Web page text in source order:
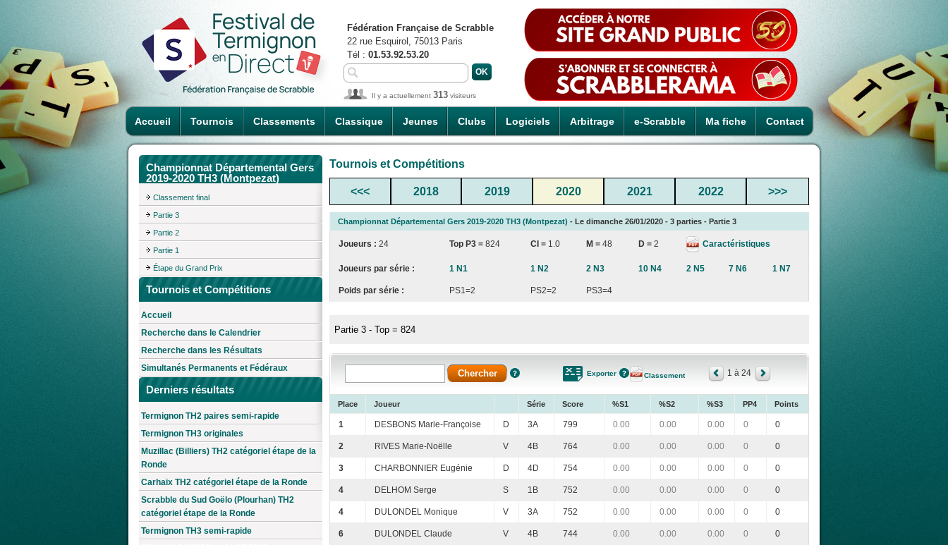
Accueil Tournois Classements Classique Jeunes Clubs Logiciels Arbitrage e-Scrabble Ma fiche Contact
Fédération Française de Scrabble
22 rue Esquirol, 75013 Paris
Tél : 01.53.92.53.20
Il y a actuellement 313 visiteurs
Championnat Départemental Gers
2019-2020 TH3 (Montpezat)
Classement final
Partie 3
Partie 2
Partie 1
Étape du Grand Prix
Tournois et Compétitions
Accueil
Recherche dans le Calendrier
Recherche dans les Résultats
Simultanés Permanents et Fédéraux
Derniers résultats
Termignon TH2 paires semi-rapide
Termignon TH3 originales
Muzillac (Billiers) TH2 catégoriel étape de la
Ronde
Carhaix TH2 catégoriel étape de la Ronde
Scrabble du Sud Goëlo (Plourhan) TH2
catégoriel étape de la Ronde
Termignon TH3 semi-rapide
Tournois et Compétitions
<<< 2018 2019 2020 2021 2022 >>>
Championnat Départemental Gers 2019-2020 TH3 (Montpezat) - Le dimanche 26/01/2020 - 3 parties - Partie 3
Joueurs : 24 Top P3 = 824 CI = 1.0 M = 48 D = 2 Caractéristiques
Joueurs par série : 1 N1 1 N2 2 N3 10 N4 2 N5 7 N6 1 N7
Poids par série : PS1=2 PS2=2 PS3=4
Partie 3 - Top = 824
Exporter Classement 1 à 24
Place Joueur Série Score %S1 %S2 %S3 PP4 Points
1 DESBONS Marie-Françoise D 3A 799 0.00 0.00 0.00 0 0
2 RIVES Marie-Noëlle V 4B 764 0.00 0.00 0.00 0 0
3 CHARBONNIER Eugénie D 4D 754 0.00 0.00 0.00 0 0
4 DELHOM Serge S 1B 752 0.00 0.00 0.00 0 0
4 DULONDEL Monique V 3A 752 0.00 0.00 0.00 0 0
6 DULONDEL Claude V 4B 744 0.00 0.00 0.00 0 0